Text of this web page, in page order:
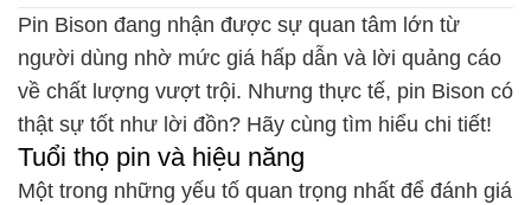
Pin Bison đang nhận được sự quan tâm lớn từ
người dùng nhờ mức giá hấp dẫn và lời quảng cáo
về chất lượng vượt trội. Nhưng thực tế, pin Bison có
thật sự tốt như lời đồn? Hãy cùng tìm hiểu chi tiết!
Tuổi thọ pin và hiệu năng
Một trong những yếu tố quan trọng nhất để đánh giá